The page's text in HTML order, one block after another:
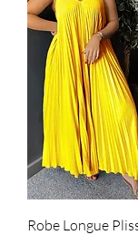
Robe Longue